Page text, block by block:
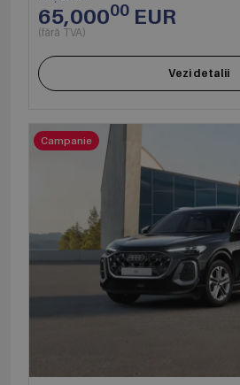
65,00000 EUR
(fără TVA)
Vezi detalii
Campanie